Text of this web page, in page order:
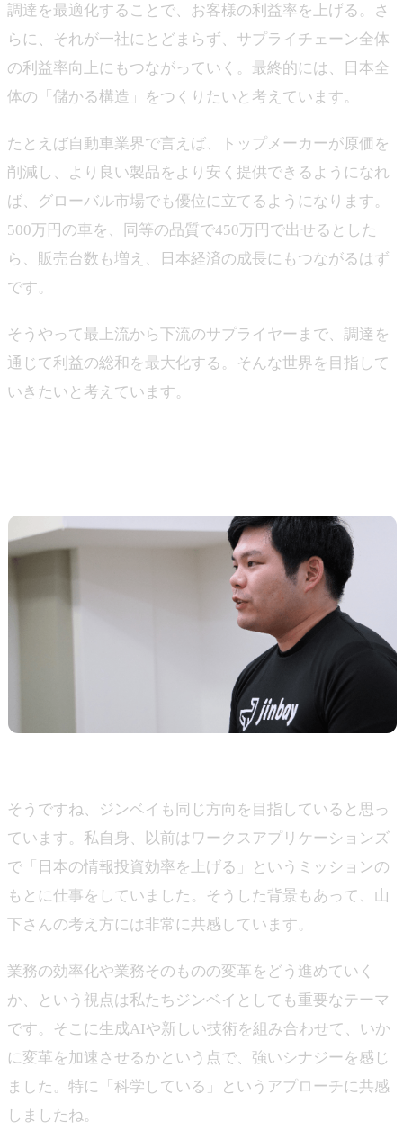
調達を最適化することで、お客様の利益率を上げる。さ
らに、それが一社にとどまらず、サプライチェーン全体
の利益率向上にもつながっていく。最終的には、日本全
体の「儲かる構造」をつくりたいと考えています。
たとえば自動車業界で言えば、トップメーカーが原価を
削減し、より良い製品をより安く提供できるようになれ
ば、グローバル市場でも優位に立てるようになります。
500万円の車を、同等の品質で450万円で出せるとした
ら、販売台数も増え、日本経済の成長にもつながるはず
です。
そうやって最上流から下流のサプライヤーまで、調達を
通じて利益の総和を最大化する。そんな世界を目指して
いきたいと考えています。
そうですね、ジンベイも同じ方向を目指していると思っ
ています。私自身、以前はワークスアプリケーションズ
で「日本の情報投資効率を上げる」というミッションの
もとに仕事をしていました。そうした背景もあって、山
下さんの考え方には非常に共感しています。
業務の効率化や業務そのものの変革をどう進めていく
か、という視点は私たちジンベイとしても重要なテーマ
です。そこに生成AIや新しい技術を組み合わせて、いか
に変革を加速させるかという点で、強いシナジーを感じ
ました。特に「科学している」というアプローチに共感
しましたね。